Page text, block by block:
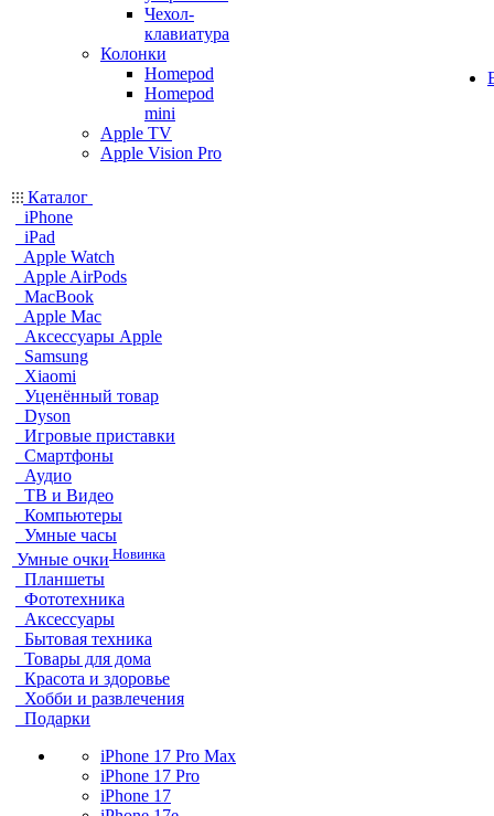
Чехол-
клавиатура
Колонки
Homepod
Homepod
mini
Apple TV
Apple Vision Pro
Каталог
iPhone
iPad
Apple Watch
Apple AirPods
MacBook
Apple Mac
Аксессуары Apple
Samsung
Xiaomi
Уценённый товар
Dyson
Игровые приставки
Смартфоны
Аудио
ТВ и Видео
Компьютеры
Умные часы
Умные очки Новинка
Планшеты
Фототехника
Аксессуары
Бытовая техника
Товары для дома
Красота и здоровье
Хобби и развлечения
Подарки
iPhone 17 Pro Max
iPhone 17 Pro
iPhone 17